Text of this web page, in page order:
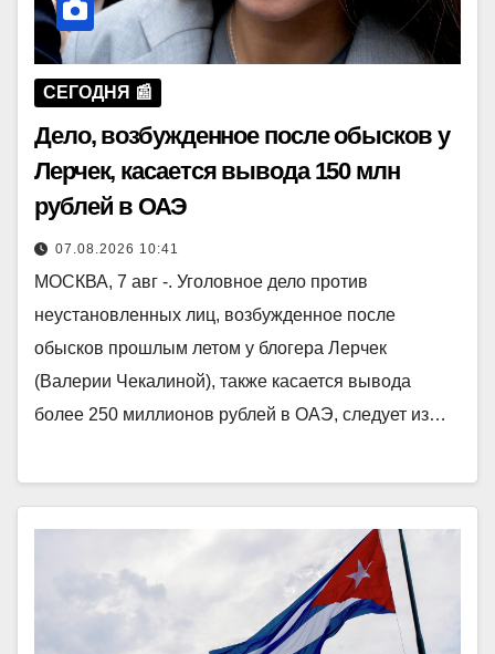
СЕГОДНЯ 📰
Дело, возбужденное после обысков у
Лерчек, касается вывода 150 млн
рублей в ОАЭ
07.08.2026 10:41
МОСКВА, 7 авг -. Уголовное дело против
неустановленных лиц, возбужденное после
обысков прошлым летом у блогера Лерчек
(Валерии Чекалиной), также касается вывода
более 250 миллионов рублей в ОАЭ, следует из…